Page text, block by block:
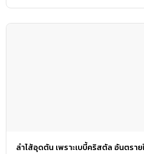
ลำไส้อุดตัน เพราะเบบี้คริสตัล อันตรา